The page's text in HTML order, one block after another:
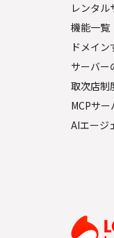
レンタル
機能一覧
ドメイ
サーバー
取次店制
MCPサ
AIエージ